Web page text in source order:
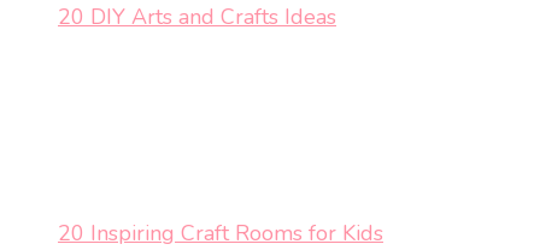
20 DIY Arts and Crafts Ideas
20 Inspiring Craft Rooms for Kids